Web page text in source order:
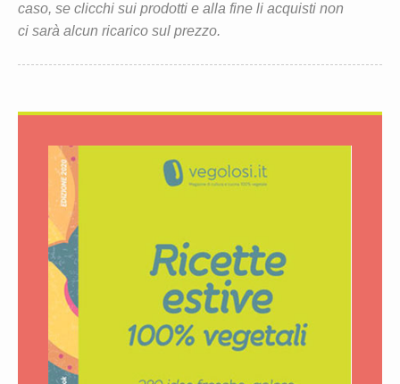
caso, se clicchi sui prodotti e alla fine li acquisti non
ci sarà alcun ricarico sul prezzo.